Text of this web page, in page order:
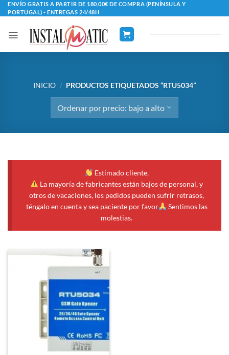
Saltar
al
contenido
ENVÍO GRATIS A PARTIR DE 180,00€ DE COMPRA (PENÍNSULA Y
PORTUGAL) - ENTREGAS 24/48H
INICIO / PRODUCTOS ETIQUETADOS “RTU5034”
Estimado cliente,
La mayoría de fabricantes están bajos de personal, y
otros de vacaciones, los pedidos pueden sufrir retrasos,
téngalo en cuenta y sea paciente por favor
Sentimos las
molestias.